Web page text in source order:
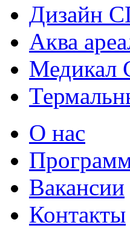
Дизайн
Аква
Медикал
О нас
Вакансии
Контакты